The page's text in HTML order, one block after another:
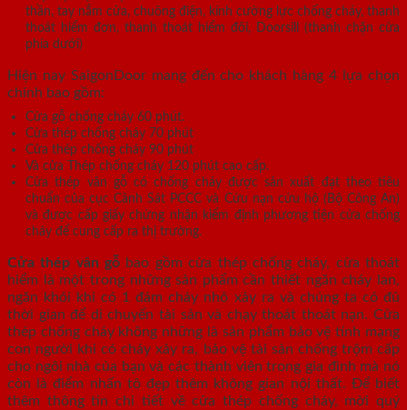
thần, tay nắm cửa, chuông điện, kính cường lực chống cháy, thanh
thoát hiểm đơn, thanh thoát hiểm đôi, Doorsill (thanh chặn cửa
phía dưới)
Hiện nay SaigonDoor mang đến cho khách hàng 4 lựa chọn
chính bao gồm:
Cửa gỗ chống cháy 60 phút.
Cửa thép chống cháy 70 phút
Cửa thép chống cháy 90 phút
Và cửa Thép chống cháy 120 phút cao cấp.
Cửa thép vân gỗ có chống cháy được sản xuất đạt theo tiêu
chuẩn của cục Cảnh Sát PCCC và Cứu nạn cứu hộ (Bộ Công An)
và được cấp giấy chứng nhận kiểm định phương tiện cửa chống
cháy để cung cấp ra thị trường.
Cửa thép vân gỗ bao gồm cửa thép chống cháy, cửa thoát
hiểm là một trong những sản phẩm cần thiết ngăn cháy lan,
ngăn khói khi có 1 đám cháy nhỏ xảy ra và chúng ta có đủ
thời gian để di chuyển tài sản và chạy thoát thoát nạn. Cửa
thép chống cháy không những là sản phẩm bảo vệ tính mạng
con người khi có cháy xảy ra, bảo vệ tài sản chống trộm cấp
cho ngôi nhà của bạn và các thành viên trong gia đình mà nó
còn là điểm nhấn tô đẹp thêm không gian nội thất. Để biết
thêm thông tin chi tiết về cửa thép chống cháy, mời quý